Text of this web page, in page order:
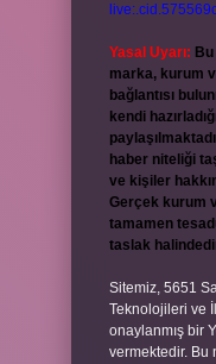
Yasal Uyarı:
marka, kurum
bağlantısı
kendi
haber niteliği
ve kişiler
Gerçek kurum
tamamen
taslak
Sitemiz, 5651
Teknolojileri ve
onaylanmış bir
vermektedir. Bu